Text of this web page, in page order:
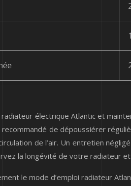
électrique Atlantic et
de dépoussiérer
de l’air. Un entretien
la longévité de votre radiateur
le mode d’emploi radiateur